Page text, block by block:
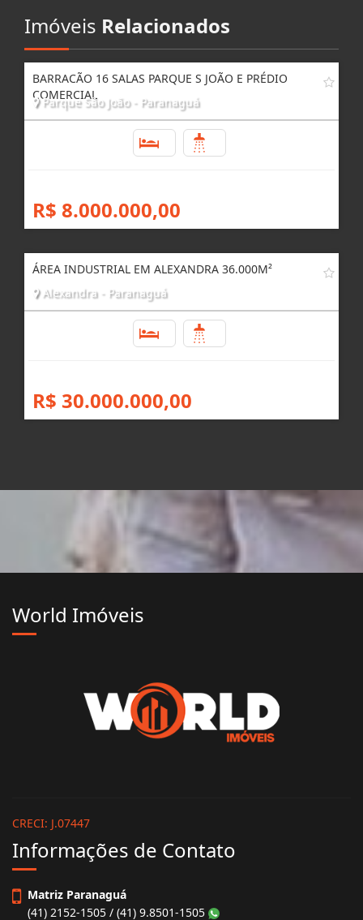
Imóveis Relacionados
BARRACÃO 16 SALAS PARQUE S JOÃO E PRÉDIO
COMERCIAL
Parque São João - Paranaguá
R$ 8.000.000,00
ÁREA INDUSTRIAL EM ALEXANDRA 36.000M²
Alexandra - Paranaguá
R$ 30.000.000,00
World Imóveis
CRECI: J.07447
Informações de Contato
Matriz Paranaguá
(41) 2152-1505 / (41) 9.8501-1505